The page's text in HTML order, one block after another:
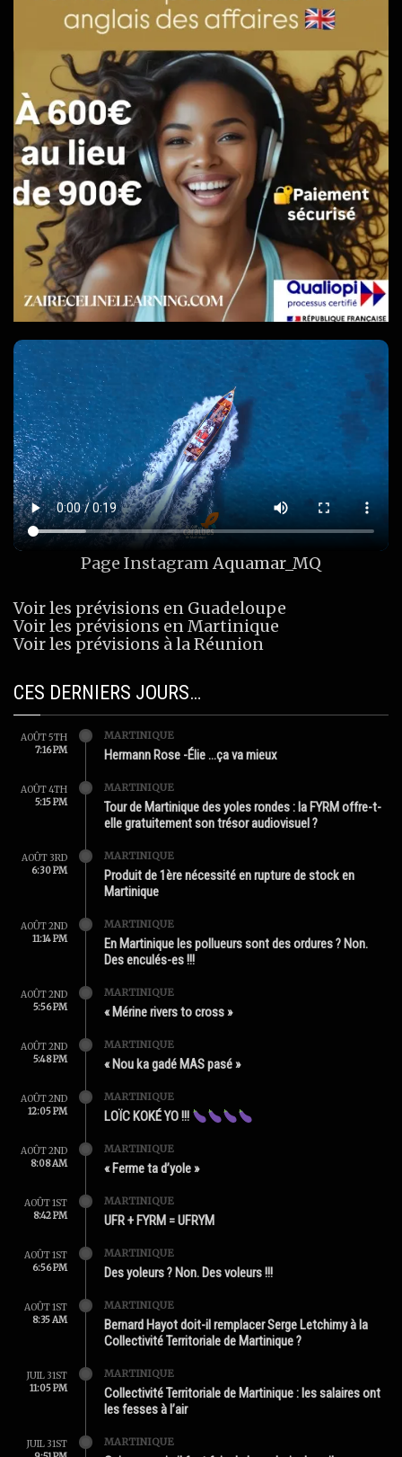
Page InstagramAquamar_MQ
Voir les prévisions en Guadeloupe
Voir les prévisions en Martinique
Voir les prévisions à la Réunion
CES DERNIERS JOURS…
AOÛT 5TH
7:16 PM
MARTINIQUE
Hermann Rose -Élie …ça va mieux
AOÛT 4TH
5:15 PM
MARTINIQUE
Tour de Martinique des yoles rondes : la FYRM offre-t-
elle gratuitement son trésor audiovisuel ?
AOÛT 3RD
6:30 PM
MARTINIQUE
Produit de 1ère nécessité en rupture de stock en
Martinique
AOÛT 2ND
11:14 PM
MARTINIQUE
En Martinique les pollueurs sont des ordures ? Non.
Des enculés-es !!!
AOÛT 2ND
5:56 PM
MARTINIQUE
« Mérine rivers to cross »
AOÛT 2ND
5:48 PM
MARTINIQUE
« Nou ka gadé MAS pasé »
AOÛT 2ND
12:05 PM
MARTINIQUE
LOÏC KOKÉ YO !!!
AOÛT 2ND
8:08 AM
MARTINIQUE
« Ferme ta d’yole »
AOÛT 1ST
8:42 PM
MARTINIQUE
UFR + FYRM = UFRYM
AOÛT 1ST
6:56 PM
MARTINIQUE
Des yoleurs ? Non. Des voleurs !!!
AOÛT 1ST
8:35 AM
MARTINIQUE
Bernard Hayot doit-il remplacer Serge Letchimy à la
Collectivité Territoriale de Martinique ?
JUIL 31ST
11:05 PM
MARTINIQUE
Collectivité Territoriale de Martinique : les salaires ont
les fesses à l’air
JUIL 31ST
MARTINIQUE